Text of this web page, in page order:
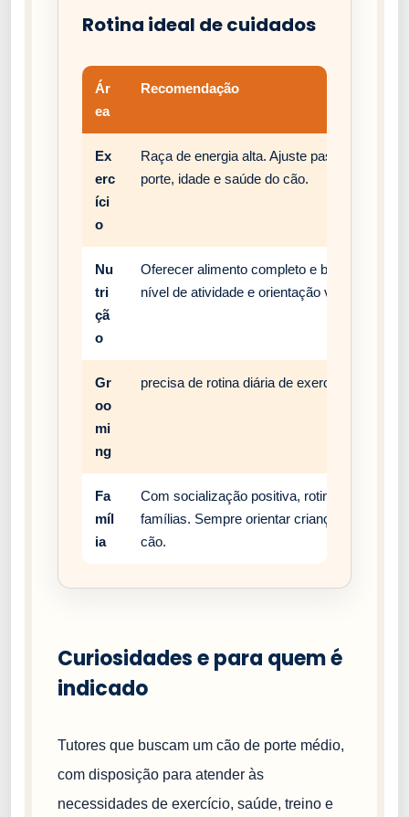
Rotina ideal de cuidados
Ár
ea
Recomendação
Ex
erc
íci
o
Raça de energia alta. Ajuste passeios,
porte, idade e saúde do cão.
Nu
tri
çã
o
Oferecer alimento completo e balanceado,
nível de atividade e orientação veterinária.
Gr
oo
mi
ng
precisa de rotina diária de exercício,
Fa
míl
ia
Com socialização positiva, rotina estável e
famílias. Sempre orientar crianças a
cão.
Curiosidades e para quem é
indicado
Tutores que buscam um cão de porte médio,
com disposição para atender às
necessidades de exercício, saúde, treino e